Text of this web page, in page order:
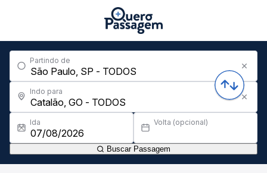
Partindo de
Indo para
Ida Volta (opcional)
Buscar Passagem